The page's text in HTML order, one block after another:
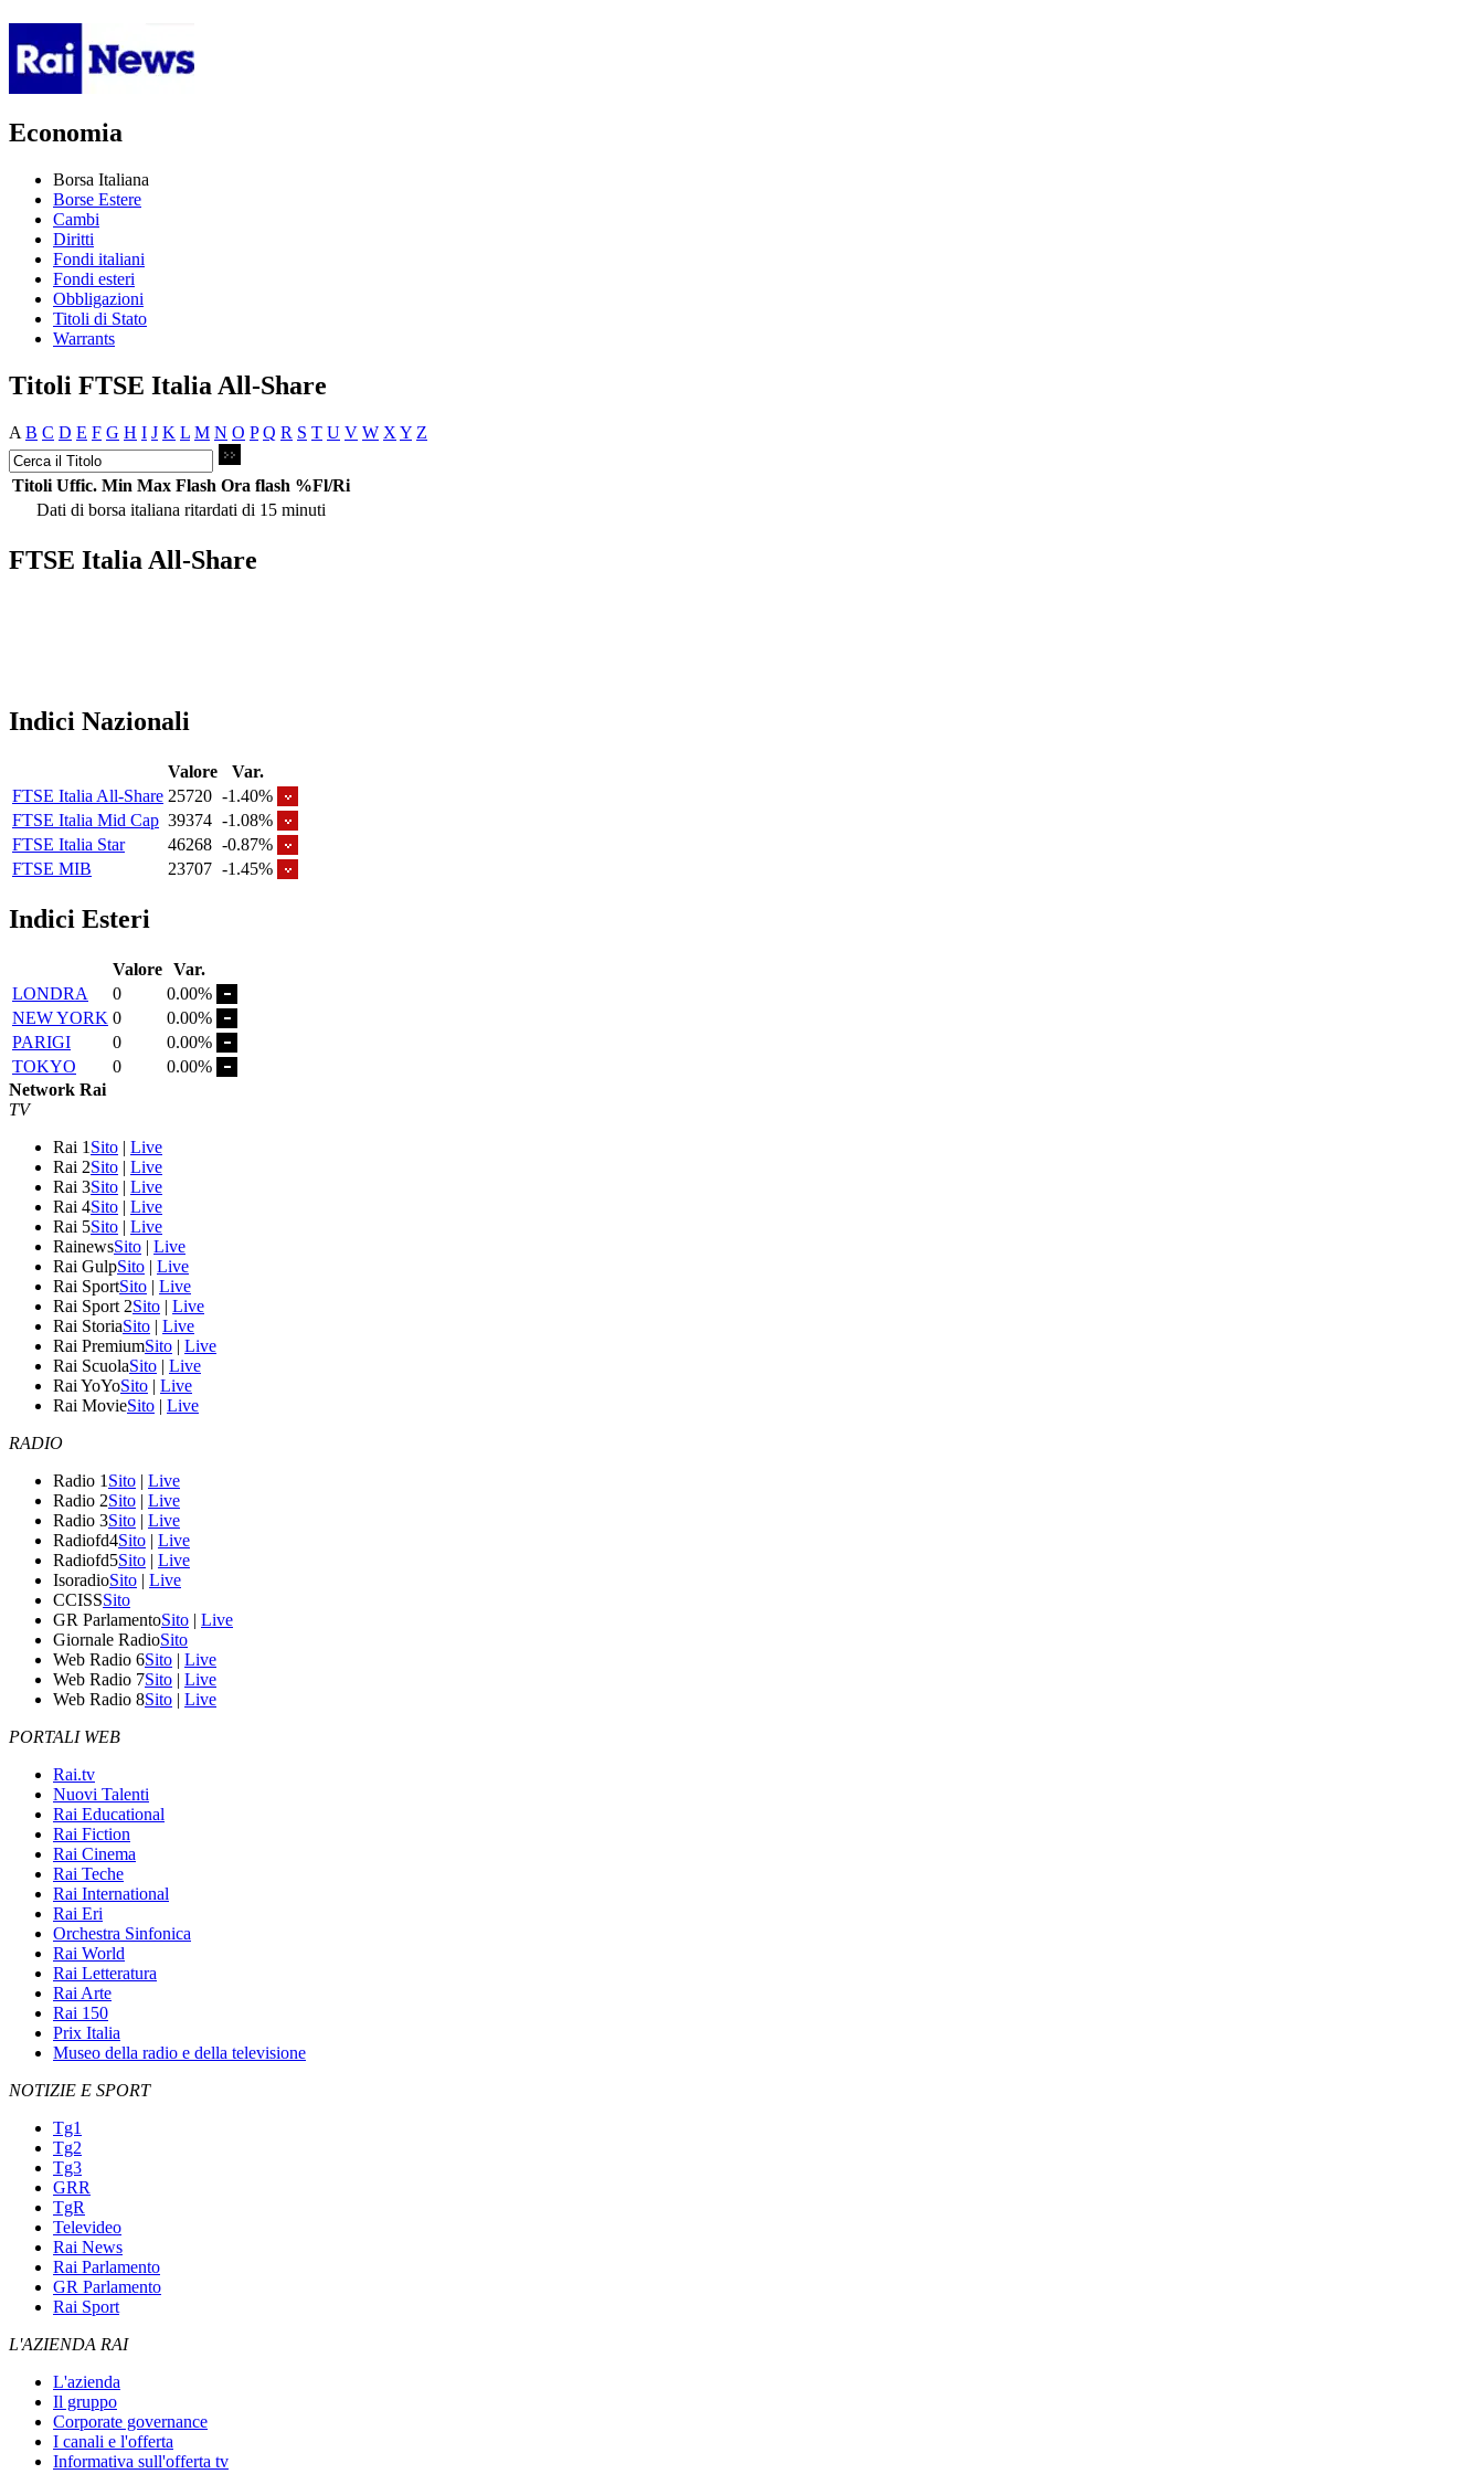
Economia
Borsa Italiana
Borse Estere
Cambi
Diritti
Fondi italiani
Fondi esteri
Obbligazioni
Titoli di Stato
Warrants
Titoli FTSE Italia All-Share
A B C D E F G H I J K L M N O P Q R S T U V W X Y Z
Titoli Uffic. Min Max Flash Ora flash %Fl/Ri
Dati di borsa italiana ritardati di 15 minuti
FTSE Italia All-Share
Indici Nazionali
Valore
Var.
FTSE Italia All-Share 25720 -1.40%
FTSE Italia Mid Cap 39374 -1.08%
FTSE Italia Star
46268 -0.87%
FTSE MIB
23707 -1.45%
Indici Esteri
Valore Var.
LONDRA
0
0.00%
NEW YORK 0
0.00%
PARIGI
0
0.00%
TOKYO
0
0.00%
Network Rai
TV
Rai 1 Sito | Live
Rai 2Sito | Live
Rai 3Sito | Live
Rai 4Sito | Live
Rai 5Sito | Live
RainewsSito | Live
Rai GulpSito | Live
Rai SportSito | Live
Rai Sport 2Sito | Live
Rai StoriaSito | Live
Rai PremiumSito | Live
Rai ScuolaSito | Live
Rai YoYoSito | Live
Rai MovieSito | Live
RADIO
Radio 1 Sito | Live
Radio 2Sito | Live
Radio 3Sito | Live
Radiofd4Sito | Live
Radiofd5Sito | Live
IsoradioSito | Live
CCISSSito
GR ParlamentoSito | Live
Giornale RadioSito
Web Radio 6Sito | Live
Web Radio 7Sito | Live
Web Radio 8Sito | Live
PORTALI WEB
Rai.tv
Nuovi Talenti
Rai Educational
Rai Fiction
Rai Cinema
Rai Teche
Rai International
Rai Eri
Orchestra Sinfonica
Rai World
Rai Letteratura
Rai Arte
Rai 150
Prix Italia
Museo della radio e della televisione
NOTIZIE E SPORT
Tg1
Tg2
Tg3
GRR
TgR
Televideo
Rai News
Rai Parlamento
GR Parlamento
Rai Sport
L'AZIENDA RAI
L'azienda
Il gruppo
Corporate governance
I canali e l'offerta
Informativa sull'offerta tv